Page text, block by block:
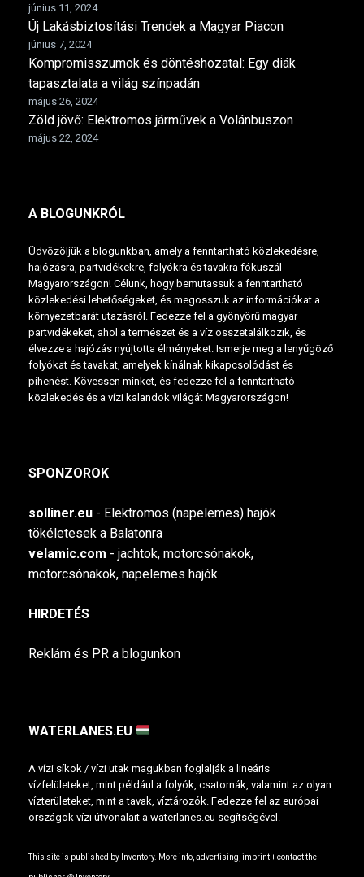
június 11, 2024
Új Lakásbiztosítási Trendek a Magyar Piacon
június 7, 2024
Kompromisszumok és döntéshozatal: Egy diák
tapasztalata a világ színpadán
május 26, 2024
Zöld jövő: Elektromos járművek a Volánbuszon
május 22, 2024
A BLOGUNKRÓL
Üdvözöljük a blogunkban, amely a fenntartható közlekedésre,
hajózásra, partvidékekre, folyókra és tavakra fókuszál
Magyarországon! Célunk, hogy bemutassuk a fenntartható
közlekedési lehetőségeket, és megosszuk az információkat a
környezetbarát utazásról. Fedezze fel a gyönyörű magyar
partvidékeket, ahol a természet és a víz összetalálkozik, és
élvezze a hajózás nyújtotta élményeket. Ismerje meg a lenyűgöző
folyókat és tavakat, amelyek kínálnak kikapcsolódást és
pihenést. Kövessen minket, és fedezze fel a fenntartható
közlekedés és a vízi kalandok világát Magyarországon!
SPONZOROK
solliner.eu - Elektromos (napelemes) hajók
tökéletesek a Balatonra
velamic.com - jachtok, motorcsónakok,
motorcsónakok, napelemes hajók
HIRDETÉS
Reklám és PR a blogunkon
WATERLANES.EU
A vízi síkok / vízi utak magukban foglalják a lineáris
vízfelületeket, mint például a folyók, csatornák, valamint az olyan
vízterületeket, mint a tavak, víztározók. Fedezze fel az európai
országok vízi útvonalait a waterlanes.eu segítségével.
This site is published by Inventory. More info, advertising, imprint + contact the